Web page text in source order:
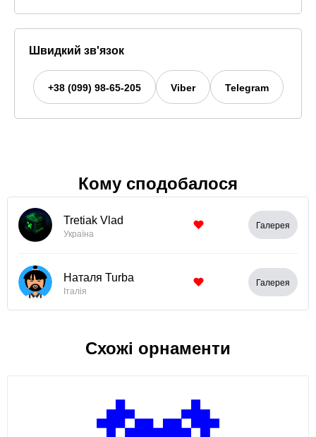
Швидкий зв'язок
+38 (099) 98-65-205 Viber Telegram
Кому сподобалося
Tretiak Vlad
Україна
Галерея
Наталя Turba
Італія
Галерея
Схожі орнаменти